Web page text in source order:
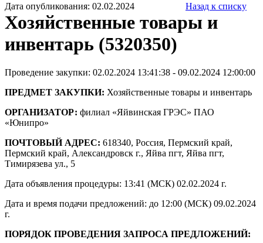
Дата опубликования: 02.02.2024 Назад к списку
Хозяйственные товары и
инвентарь (5320350)
Проведение закупки: 02.02.2024 13:41:38 - 09.02.2024 12:00:00
ПРЕДМЕТ ЗАКУПКИ: Хозяйственные товары и инвентарь
ОРГАНИЗАТОР: филиал «Яйвинская ГРЭС» ПАО
«Юнипро»
ПОЧТОВЫЙ АДРЕС: 618340, Россия, Пермский край,
Пермский край, Александровск г., Яйва пгт, Яйва пгт,
Тимирязева ул., 5
Дата объявления процедуры: 13:41 (МСК) 02.02.2024 г.
Дата и время подачи предложений: до 12:00 (МСК) 09.02.2024
г.
ПОРЯДОК ПРОВЕДЕНИЯ ЗАПРОСА ПРЕДЛОЖЕНИЙ: